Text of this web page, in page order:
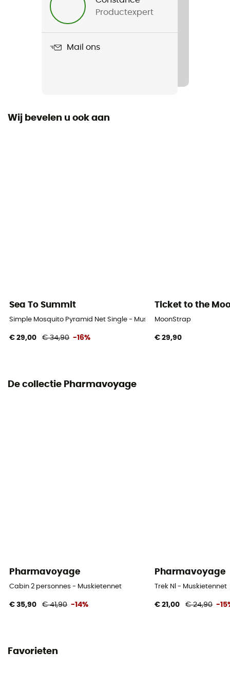
Gebruikte Technologieën
aantal plaatsen
Productexpert
Mail ons
Wij bevelen u ook aan
Sea To Summit
Simple Mosquito Pyramid Net Single - Muskietennet
€ 29,00 € 34,90 -16%
Ticket to the
MoonStrap
€ 29,90
De collectie Pharmavoyage
Pharmavoyage
Cabin 2 personnes - Muskietennet
€ 35,90 € 41,90 -14%
Pharmavoyage
Trek Nl - Muskietennet
€ 21,00 € 24,90 -
Favorieten